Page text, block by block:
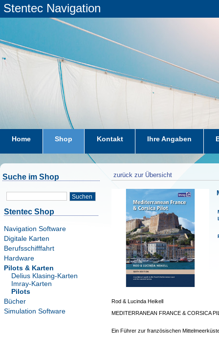
Stentec Navigation
Home Shop Kontakt Ihre Angaben
Suche im Shop
Suchen
Stentec Shop
Navigation Software
Digitale Karten
Berufsschifffahrt
Hardware
Pilots & Karten
Delius Klasing-Karten
Imray-Karten
Pilots
Bücher
Simulation Software
zurück zur Übersicht
Rod & Lucinda Heikell
MEDITERRANEAN FRANCE & CORSICA
Ein Führer zur französischen